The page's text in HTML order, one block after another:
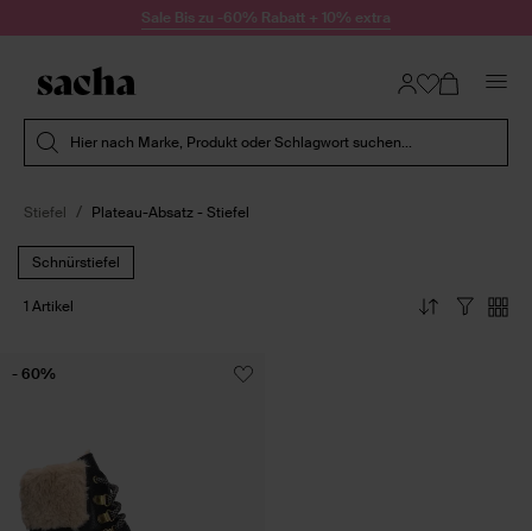
Zum Inhalt springenSale Bis zu -60% Rabatt + 10% extra
Hier nach Marke, Produkt oder Schlagwort suchen...
Stiefel Plateau-Absatz - Stiefel
Schnürstiefel
1 Artikel
- 60%